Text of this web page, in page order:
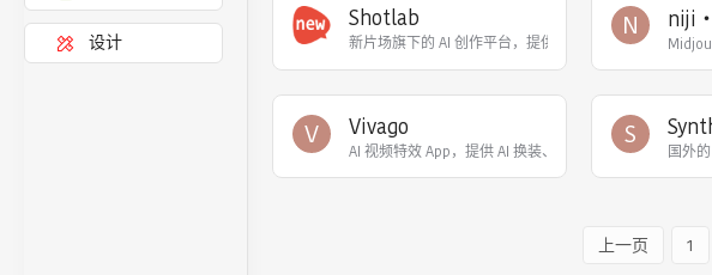
设计
Shotlab N niji
V Vivago
AI 视频特效 App，提供 AI 换装、照片动态化、老照片修
S
国外
上一页 1